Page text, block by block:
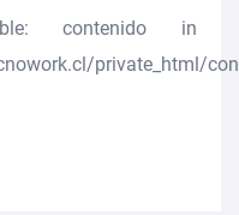
contenido in
private_html/